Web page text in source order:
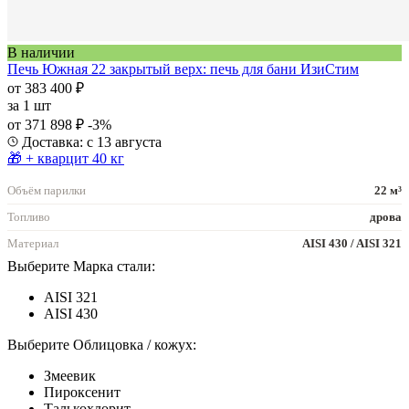
В наличии
Печь Южная 22 закрытый верх: печь для бани ИзиСтим
от 383 400 ₽
за 1 шт
от 371 898 ₽ -3%
Доставка: с 13 августа
🎁 + кварцит 40 кг
Объём парилки
22 м³
Топливо
дрова
Материал
AISI 430 / AISI 321
Выберите Марка стали:
AISI 321
AISI 430
Выберите Облицовка / кожух:
Змеевик
Пироксенит